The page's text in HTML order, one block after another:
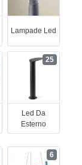
Lampade Led
Led Da
Esterno
25
6